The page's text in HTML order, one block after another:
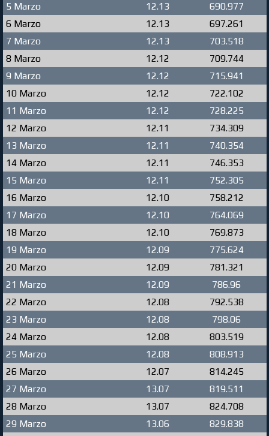
5 Marzo
12.13
690.977
6 Marzo
12.13
697.261
7 Marzo
12.13
703.518
8 Marzo
12.12
709.744
9 Marzo
12.12
715.941
10 Marzo
12.12
722.102
11 Marzo
12.12
728.225
12 Marzo
12.11
734.309
13 Marzo
12.11
740.354
14 Marzo
12.11
746.353
15 Marzo
12.11
752.305
16 Marzo
12.10
758.212
17 Marzo
12.10
764.069
18 Marzo
12.10
769.873
19 Marzo
12.09
775.624
20 Marzo
12.09
781.321
21 Marzo
12.09
786.96
22 Marzo
12.08
792.538
23 Marzo
12.08
798.06
24 Marzo
12.08
803.519
25 Marzo
12.08
808.913
26 Marzo
12.07
814.245
27 Marzo
13.07
819.511
28 Marzo
13.07
824.708
29 Marzo
13.06
829.838